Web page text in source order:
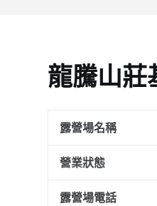
龍騰山莊
露營場名稱
營業狀態
露營場電話